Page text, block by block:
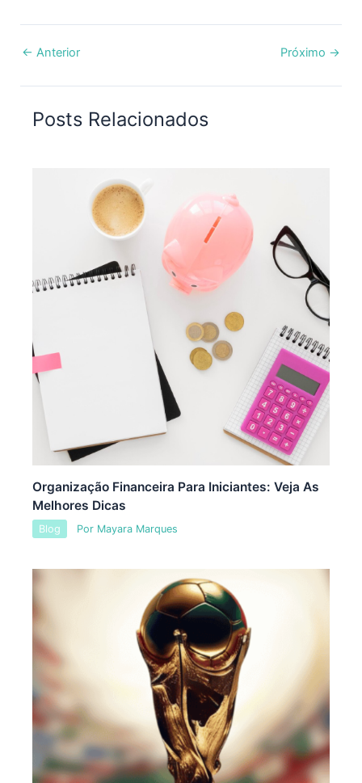
← Anterior Próximo →
Posts Relacionados
Organização Financeira Para Iniciantes: Veja As
Melhores Dicas
Blog Por Mayara Marques